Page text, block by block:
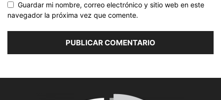
Guardar mi nombre, correo electrónico y sitio web en este
navegador la próxima vez que comente.